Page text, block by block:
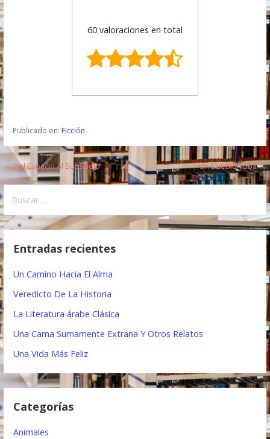
60 valoraciones en total
Publicado en: Ficción
N
a
v
e
a
ó
d
← Del Espacio Al Subsuelo Un Pueblo Toba →
s
Entradas recientes
Un Camino Hacia El Alma
Veredicto De La Historia
La Literatura árabe Clásica
Una Cama Sumamente Extrana Y Otros Relatos
Una Vida Más Feliz
Categorías
Animales